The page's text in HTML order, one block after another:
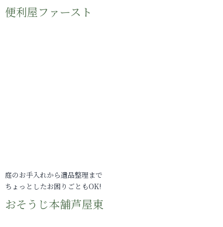
便利屋ファースト
庭のお手入れから遺品整理まで
ちょっとしたお困りごともOK!
おそうじ本舗芦屋東